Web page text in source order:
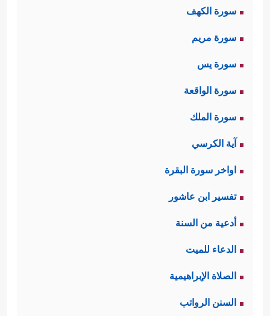
سورة الكهف
سورة مريم
سورة يس
سورة الواقعة
سورة الملك
آية الكرسي
اواخر سورة البقرة
تفسير ابن عاشور
أدعية من السنة
الدعاء للميت
الصلاة الإبراهيمية
السنن الرواتب